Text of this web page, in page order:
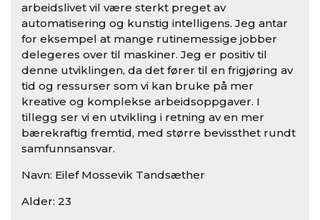
arbeidslivet vil være sterkt preget av
automatisering og kunstig intelligens. Jeg antar
for eksempel at mange rutinemessige jobber
delegeres over til maskiner. Jeg er positiv til
denne utviklingen, da det fører til en frigjøring av
tid og ressurser som vi kan bruke på mer
kreative og komplekse arbeidsoppgaver. I
tillegg ser vi en utvikling i retning av en mer
bærekraftig fremtid, med større bevissthet rundt
samfunnsansvar.
Navn: Eilef Mossevik Tandsæther
Alder: 23